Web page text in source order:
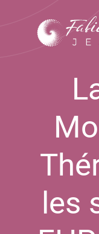
Ma
Témoignages
Services
les